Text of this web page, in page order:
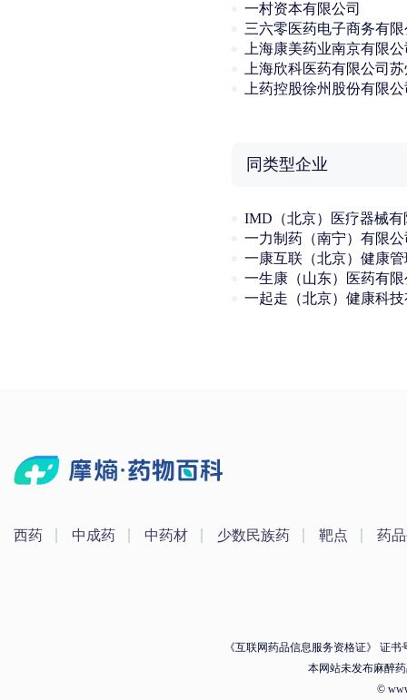
一村资本有限公司
三六零医药电子商务有
上海康美药业南京有限
上药控股徐州股份有限
同类型企业
一力制药（南宁）有限公
一生康（山东）医药有
西药 中成药 中药材 少数民族药 靶点 药
《互联网药品信息服务资格证》 证书
本网站未发布麻醉
©